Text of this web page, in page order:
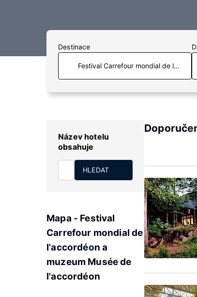
Destinace
Název hotelu
obsahuje
HLEDAT
Mapa - Festival
Carrefour mondial de
l'accordéon a
muzeum Musée de
l'accordéon